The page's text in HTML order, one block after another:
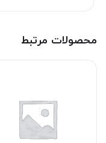
محصولات مرتبط